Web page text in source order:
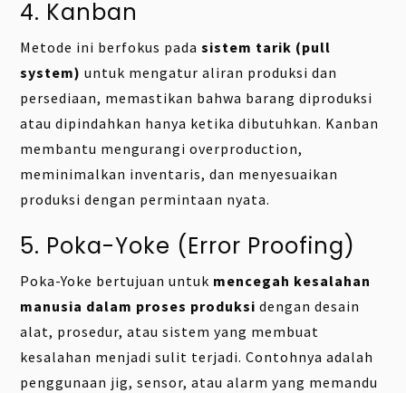
4. Kanban
Metode ini berfokus padasistem tarik (pull
system) untuk mengatur aliran produksi dan
persediaan, memastikan bahwa barang diproduksi
atau dipindahkan hanya ketika dibutuhkan. Kanban
membantu mengurangi overproduction,
meminimalkan inventaris, dan menyesuaikan
produksi dengan permintaan nyata.
5. Poka-Yoke (Error Proofing)
Poka-Yoke bertujuan untuk mencegah kesalahan
manusia dalam proses produksi dengan desain
alat, prosedur, atau sistem yang membuat
kesalahan menjadi sulit terjadi. Contohnya adalah
penggunaan jig, sensor, atau alarm yang memandu